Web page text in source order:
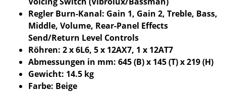
Regler Burn-Kanal: Gain 1, Gain 2, Treble, Bass,
Middle, Volume, Rear-Panel Effects
Send/Return Level Controls
Röhren: 2 x 6L6, 5 x 12AX7, 1 x 12AT7
Abmessungen in mm: 645 (B) x 145 (T) x 219 (H)
Gewicht: 14.5 kg
Farbe: Beige